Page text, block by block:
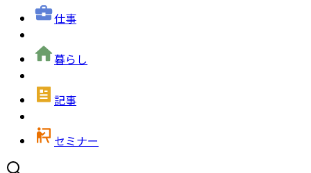
仕事
暮らし
記事
セミナー